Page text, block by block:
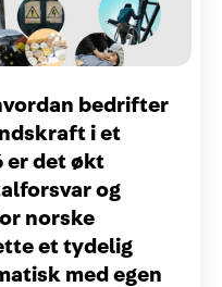
bedrifter
i et
er det økt
og
norske
et tydelig
med egen